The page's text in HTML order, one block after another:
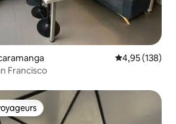
Évaluation
4,95 (138)
Francisco
les plus appréciés